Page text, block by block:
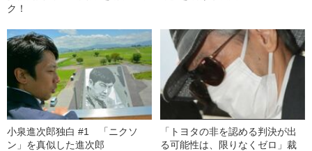
ク！
小泉進次郎独白 #1 「ニクソ
ン」を真似した進次郎
「トヨタの非を認める判決が出
る可能性は、限りなくゼロ」裁